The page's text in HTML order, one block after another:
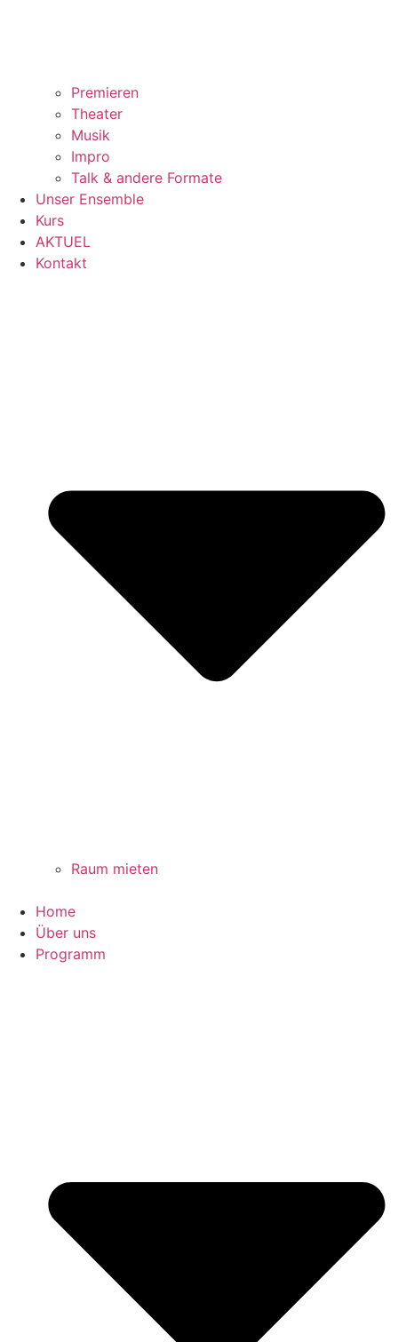
Premieren
Theater
Musik
Impro
Talk & andere Formate
Unser Ensemble
Kurs
AKTUEL
Kontakt
Raum mieten
Home
Über uns
Programm